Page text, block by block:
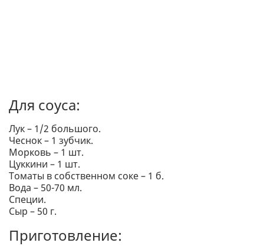
Для соуса:
Лук – 1/2 большого.
Чеснок – 1 зубчик.
Морковь – 1 шт.
Цуккини – 1 шт.
Томаты в собственном соке – 1 б.
Вода – 50-70 мл.
Специи.
Сыр – 50 г.
Приготовление: